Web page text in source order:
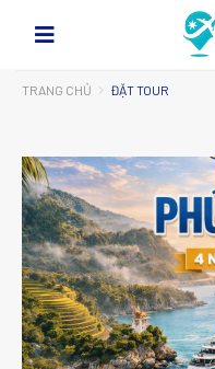
TRANG CHỦ ĐẶT TOUR